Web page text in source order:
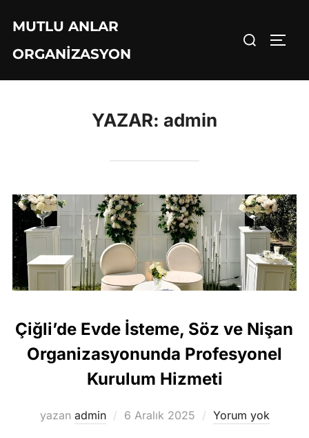
geçMUTLU ANLAR
ORGANIZASYON
Aranacak
YAZAR: admin
Çiğli’de Evde İsteme, Söz ve Nişan
Organizasyonunda Profesyonel
Kurulum Hizmeti
yazan admin
Yayımlanma
6 Aralık 2025 Yorum yok